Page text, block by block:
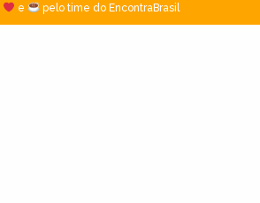
e pelo time do EncontraBrasil